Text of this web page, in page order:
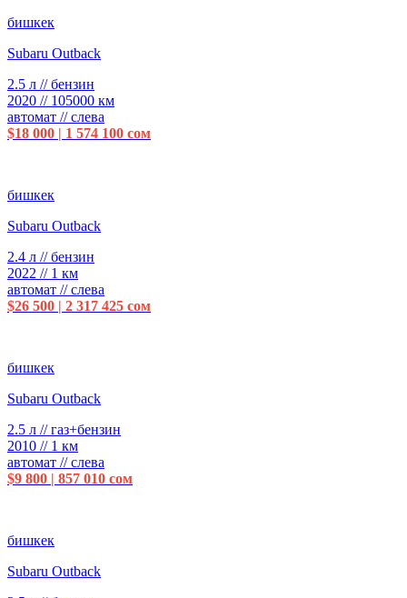
бишкек
Subaru Outback
2.5 л // бензин
2020 // 105000 км
автомат // слева
$18 000 | 1 574 100 сом
бишкек
Subaru Outback
2.4 л // бензин
2022 // 1 км
автомат // слева
$26 500 | 2 317 425 сом
бишкек
Subaru Outback
2.5 л // газ+бензин
2010 // 1 км
автомат // слева
$9 800 | 857 010 сом
бишкек
Subaru Outback